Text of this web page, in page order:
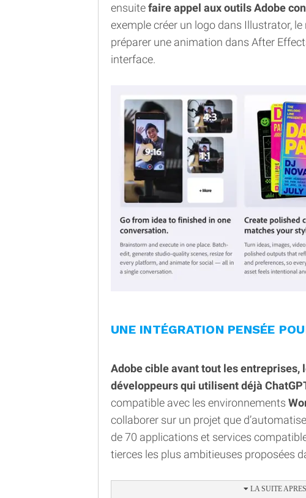
ensuitefaire appel aux outils Adobe
exemple créer un logo dans Illustrator,
préparer une animation dans After
interface.
UNE INTÉGRATION PENSÉE
Adobe cible avant tout les entreprises,
développeurs qui utilisent déjà
compatible avec les environnements
collaborer sur un projet que
de 70 applications et services
tierces les plus ambitieuses proposées